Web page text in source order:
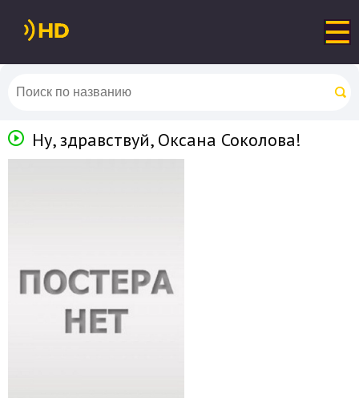
Ну, здравствуй, Оксана Соколова!